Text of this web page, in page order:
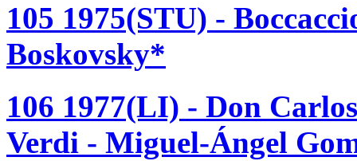
105 1975(STU) -
Boskovsky*
106 1977(LI) - Don
Verdi - Miguel-Ángel